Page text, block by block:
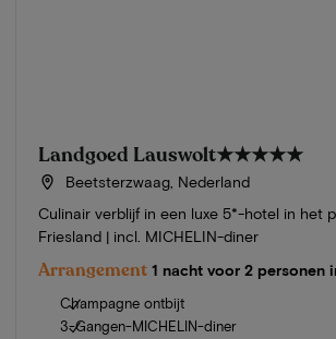
Landgoed Lauswolt★★★★★
Beetsterzwaag, Nederland
Culinair verblijf in een luxe 5*-hotel in het
Friesland | incl. MICHELIN-diner
Arrangement 1 nacht voor 2 personen
Champagne ontbijt
3-Gangen-MICHELIN-diner